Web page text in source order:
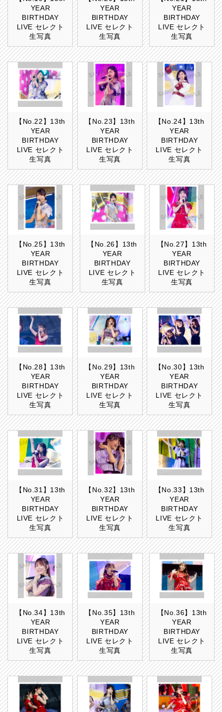
YEAR
BIRTHDAY
LIVE セレクト
生写真
YEAR
BIRTHDAY
LIVE セレクト
生写真
YEAR
BIRTHDAY
LIVE セレクト
生写真
【No.22】13th
YEAR
BIRTHDAY
LIVE セレクト
生写真
【No.23】13th
YEAR
BIRTHDAY
LIVE セレクト
生写真
【No.24】13th
YEAR
BIRTHDAY
LIVE セレクト
生写真
【No.25】13th
YEAR
BIRTHDAY
LIVE セレクト
生写真
【No.26】13th
YEAR
BIRTHDAY
LIVE セレクト
生写真
【No.27】13th
YEAR
BIRTHDAY
LIVE セレクト
生写真
【No.28】13th
YEAR
BIRTHDAY
LIVE セレクト
生写真
【No.29】13th
YEAR
BIRTHDAY
LIVE セレクト
生写真
【No.30】13th
YEAR
BIRTHDAY
LIVE セレクト
生写真
【No.31】13th
YEAR
BIRTHDAY
LIVE セレクト
生写真
【No.32】13th
YEAR
BIRTHDAY
LIVE セレクト
生写真
【No.33】13th
YEAR
BIRTHDAY
LIVE セレクト
生写真
【No.34】13th
YEAR
BIRTHDAY
LIVE セレクト
生写真
【No.35】13th
YEAR
BIRTHDAY
LIVE セレクト
生写真
【No.36】13th
YEAR
BIRTHDAY
LIVE セレクト
生写真